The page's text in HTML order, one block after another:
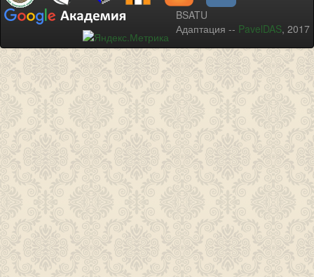
BSATU
Адаптация -- PavelDAS, 2017